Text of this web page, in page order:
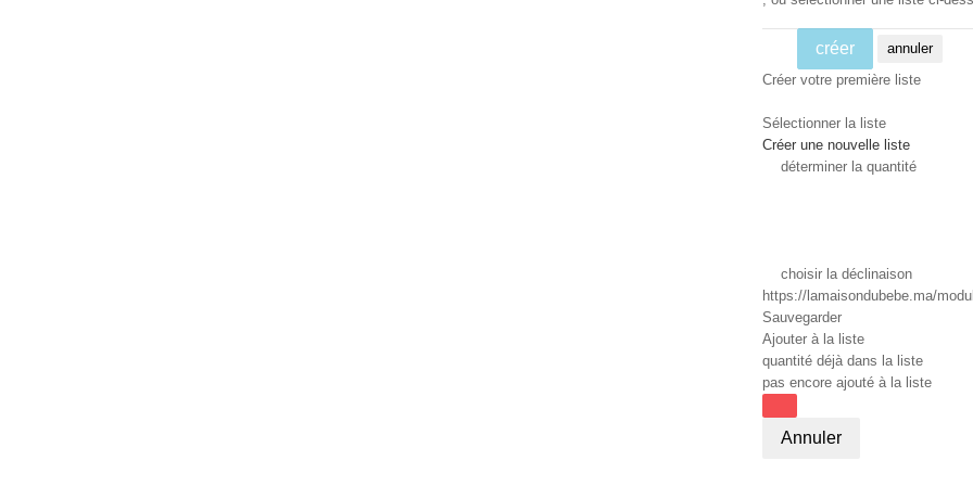
créer
annuler
Créer votre première liste
Sélectionner la liste
Créer une nouvelle liste
déterminer la quantité
choisir la déclinaison
https://lamaisondubebe.ma/
Sauvegarder
Ajouter à la liste
quantité déjà dans la liste
pas encore ajouté à la liste
Annuler